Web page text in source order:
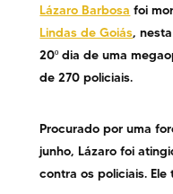
Lázaro Barbosa foi
Lindas de Goiás,
20º dia de uma
de 270 policiais.
Procurado por uma
junho, Lázaro foi
contra os policiais. Ele